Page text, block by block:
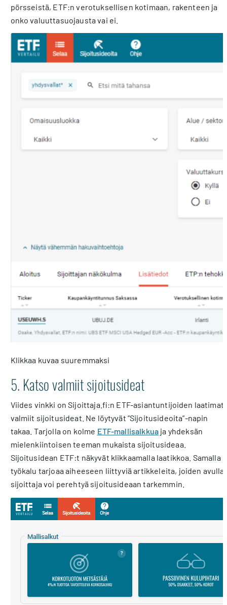
pörsseistä, ETF:n verotuksellisen kotimaan, rakenteen ja
onko valuuttasuojausta vai ei.
Klikkaa kuvaa suuremmaksi
5. Katso valmiit sijoitusideat
Viides vinkki on Sijoittaja.fi:n ETF-asiantuntijoiden laatimat
valmiit sijoitusideat. Ne löytyvät ”Sijoitusideoita”-napin
takaa. Tarjolla on kolme ETF-mallisalkkua ja yhdeksän
mielenkiintoisen teeman mukaista sijoitusideaa.
Sijoitusidean ETF:t näkyvät klikkaamalla laatikkoa. Samalla
työkalu tarjoaa aiheeseen liittyviä artikkeleita, joiden avulla
sijoittaja voi perehtyä sijoitusideaan tarkemmin.